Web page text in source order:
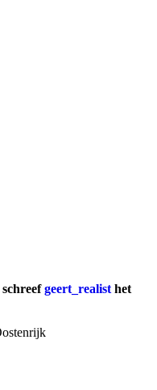
schreefgeert_realist het